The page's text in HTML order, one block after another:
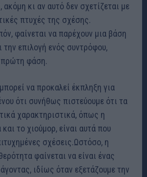
ακόμη κι αν αυτό δεν σχετίζεται με
πτυχές της σχέσης.
φαίνεται να παρέχουν μια βάση
την επιλογή ενός συντρόφου,
πρώτη φάση.
να προκαλεί έκπληξη για
ότι συνήθως πιστεύουμε ότι τα
χαρακτηριστικά, όπως η
το χιούμορ, είναι αυτά που
σχέσεις.Ωστόσο, η
φαίνεται να είναι ένας
ιδίως όταν εξετάζουμε την